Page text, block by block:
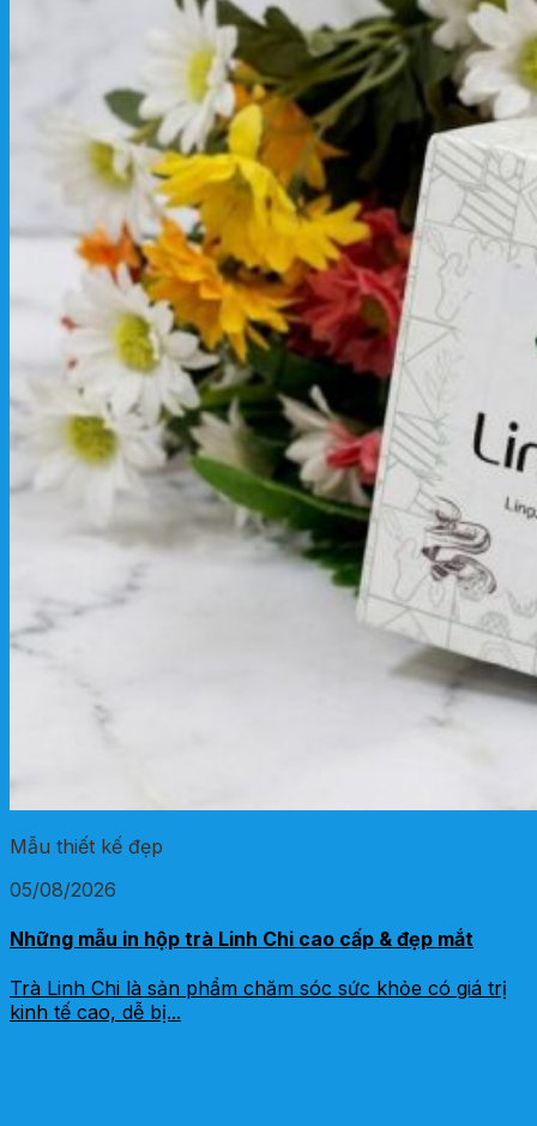
Mẫu thiết kế đẹp
05/08/2026
Những mẫu in hộp trà Linh Chi cao cấp & đẹp mắt
Trà Linh Chi là sản phẩm chăm sóc sức khỏe có giá trị
kinh tế cao, dễ bị...